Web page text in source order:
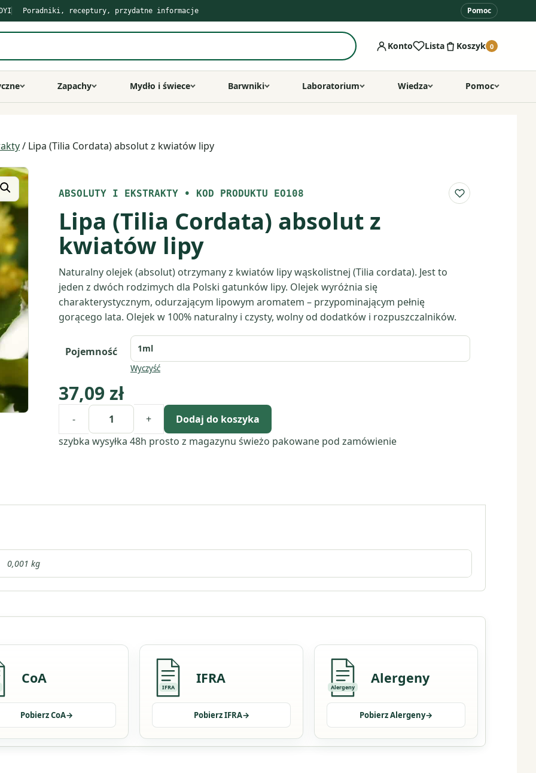
Poradniki, receptury, przydatne informacje Pomoc
Konto Lista Koszyk 0
Zapachy Mydło i świece Barwniki Laboratorium Wiedza Pomoc
/ Lipa (Tilia Cordata) absolut z kwiatów lipy
ABSOLUTY I EKSTRAKTY • KOD PRODUKTU EO108 Do listy
Lipa (Tilia Cordata) absolut z
kwiatów lipy
Naturalny olejek (absolut) otrzymany z kwiatów lipy wąskolistnej (Tilia cordata). Jest to
jeden z dwóch rodzimych dla Polski gatunków lipy. Olejek wyróżnia się
charakterystycznym, odurzającym lipowym aromatem – przypominającym pełnię
gorącego lata. Olejek w 100% naturalny i czysty, wolny od dodatków i rozpuszczalników.
Pojemność
Wyczyść
37,09 zł
-
ilość
Lipa
+
Dodaj do koszyka
szybka wysyłka 48h prosto z magazynu świeżo pakowane pod zamówienie
0,001 kg
CoA
Pobierz CoA→
IFRA
IFRA
Pobierz IFRA→
Alergeny
Alergeny
Pobierz Alergeny→